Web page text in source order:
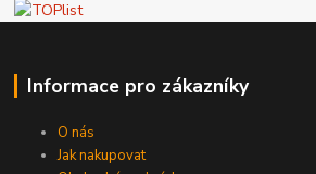
Informace pro zákazníky
O nás
Jak nakupovat